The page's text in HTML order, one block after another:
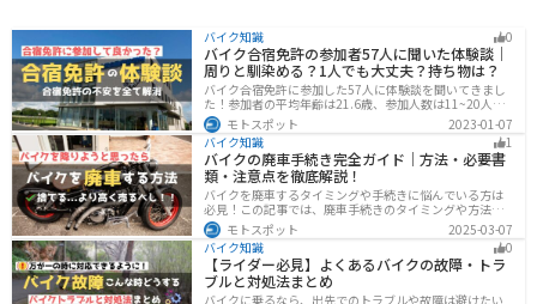
バイク知識 0
バイク合宿免許の参加者57人に聞いた体験談｜
周りと馴染める？1人でも大丈夫？持ち物は？
バイク合宿免許に参加した57人に体験談を聞いてきまし
た！参加者の平均年齢は21.6歳、参加人数は11~20人な
ど統計情報や人間関係はどうだったのか、持っていくべ
きものなど参加する前に知っておきたい情報をまとめま
した。
モトスポット
2023-01-07
バイク知識
1
バイクの廃車手続き完全ガイド｜方法・必要書
類・注意点を徹底解説！
バイクを廃車するタイミングや手続きに悩んでいる方は
必見！この記事では、廃車手続きのタイミングや方法、
流れを解説しています。実は、手続きの注意点や業者に
依頼する際のポイントがあります。記事を読めば、バイ
クの廃車手続きがスムーズに行えるでしょう。
モトスポット
2025-03-07
バイク知識
0
【ライダー必見】よくあるバイクの故障・トラ
ブルと対処法まとめ
バイクに乗るなら、出先でのトラブルや故障は避けたい